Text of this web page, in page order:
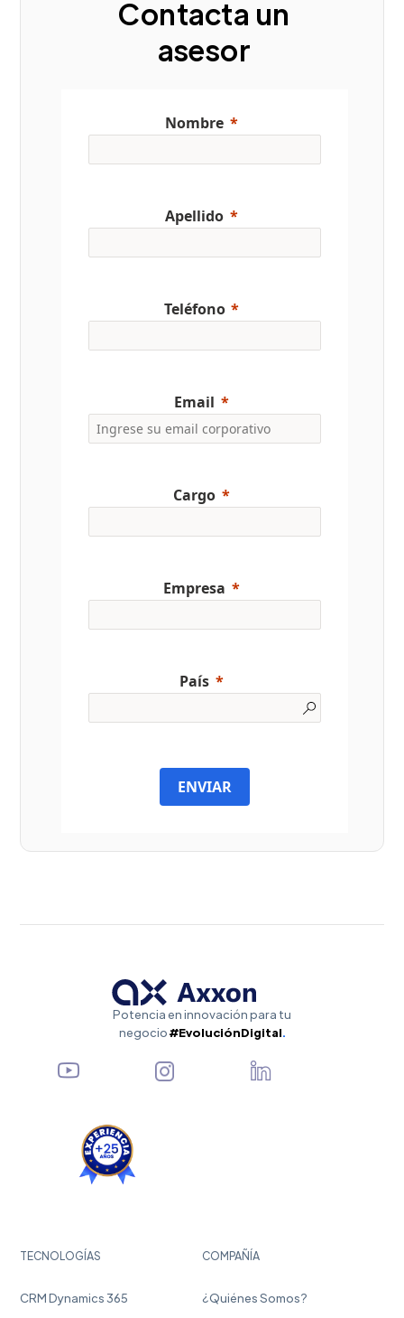
Contacta un
asesor
Nombre
Apellido
Teléfono
Email
Cargo
Empresa
País
ENVIAR
Potencia en innovación para tu
negocio#EvoluciónDigital.
TECNOLOGÍAS
CRM Dynamics 365
COMPAÑÍA
¿Quiénes Somos?